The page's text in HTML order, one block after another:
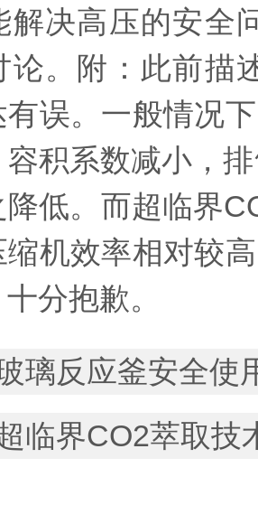
解决高压的安全
论。附：此前描
有误。一般情况
容积系数减小，
低。而超临界
机效率相对较
分抱歉。
璃反应釜安全使
临界CO2萃取技